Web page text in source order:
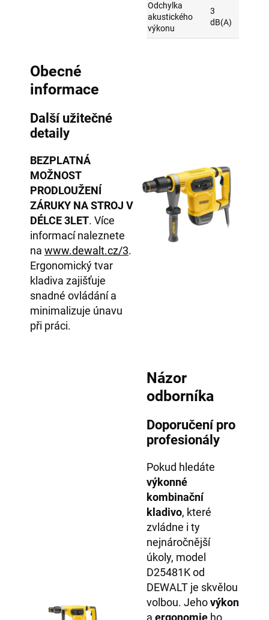
Odchylka
akustického
výkonu
3
dB(A)
Obecné
informace
Další užitečné
detaily
BEZPLATNÁ
MOŽNOST
PRODLOUŽENÍ
ZÁRUKY NA STROJ V
DÉLCE 3LET. Více
informací naleznete
na www.dewalt.cz/3.
Ergonomický tvar
kladiva zajišťuje
snadné ovládání a
minimalizuje únavu
při práci.
Názor
odborníka
Doporučení pro
profesionály
Pokud hledáte
výkonné
kombinační
kladivo, které
zvládne i ty
nejnáročnější
úkoly, model
D25481K od
DEWALT je skvělou
volbou. Jehovýkon
a ergonomie ho